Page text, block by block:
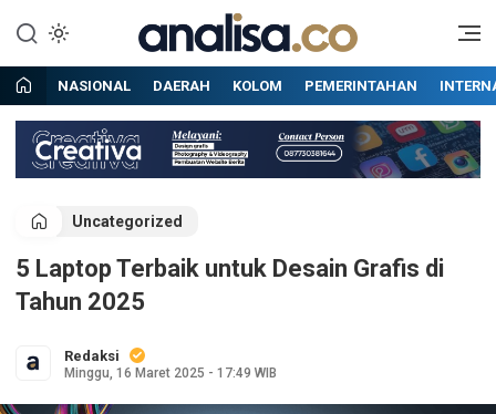
konten
Analisa
Situs berita online terpercaya
NASIONAL DAERAH KOLOM PEMERINTAHAN
Uncategorized
5 Laptop Terbaik untuk Desain Grafis di
Tahun 2025
Redaksi
Minggu, 16 Maret 2025 - 17:49 WIB